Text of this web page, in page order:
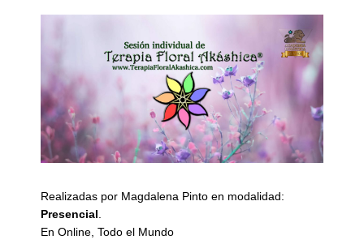
Realizadas por Magdalena Pinto en modalidad:
Presencial
En Online, Todo el Mundo